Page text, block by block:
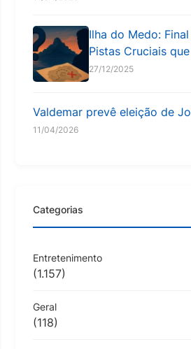
Ilha do Medo:
Pistas Cruciais
27/12/2025
Valdemar prevê eleição de
11/04/2026
Categorias
Entretenimento
(1.157)
Geral
(118)